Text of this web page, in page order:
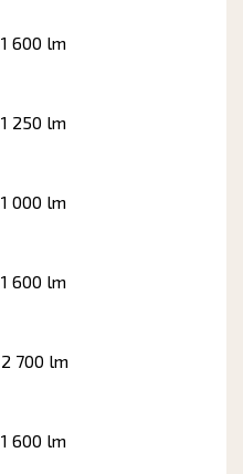
1 600 lm
1 250 lm
1 000 lm
1 600 lm
2 700 lm
1 600 lm